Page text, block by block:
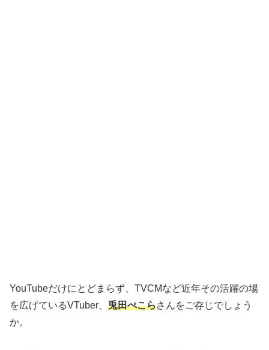
YouTubeだけにとどまらず、TVCMなど近年その活躍の場
を広げているVTuber、 兎田ぺこらさんをご存じでしょう
か。